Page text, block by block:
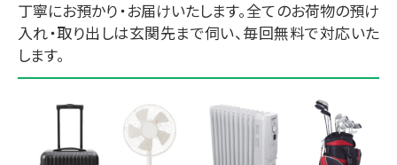
丁寧にお預かり・お届けいたします。全てのお荷物の預け
入れ・取り出しは玄関先まで伺い、毎回無料で対応いた
します。